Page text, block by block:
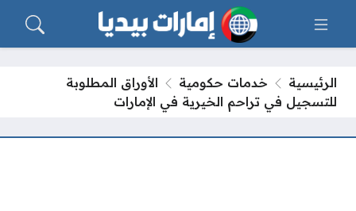
الرئيسية خدمات حكومية
الأوراق المطلوبة
للتسجيل في تراحم الخيرية في الإمارات